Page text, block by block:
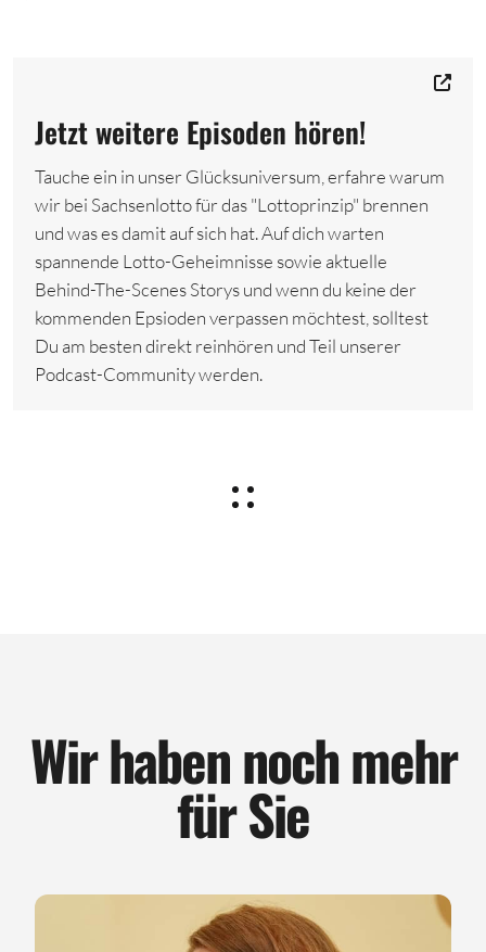
Jetzt weitere Episoden hören!
Tauche ein in unser Glücksuniversum, erfahre warum
wir bei Sachsenlotto für das "Lottoprinzip" brennen
und was es damit auf sich hat. Auf dich warten
spannende Lotto-Geheimnisse sowie aktuelle
Behind-The-Scenes Storys und wenn du keine der
kommenden Epsioden verpassen möchtest, solltest
Du am besten direkt reinhören und Teil unserer
Podcast-Community werden.
Wir haben noch mehr
für Sie